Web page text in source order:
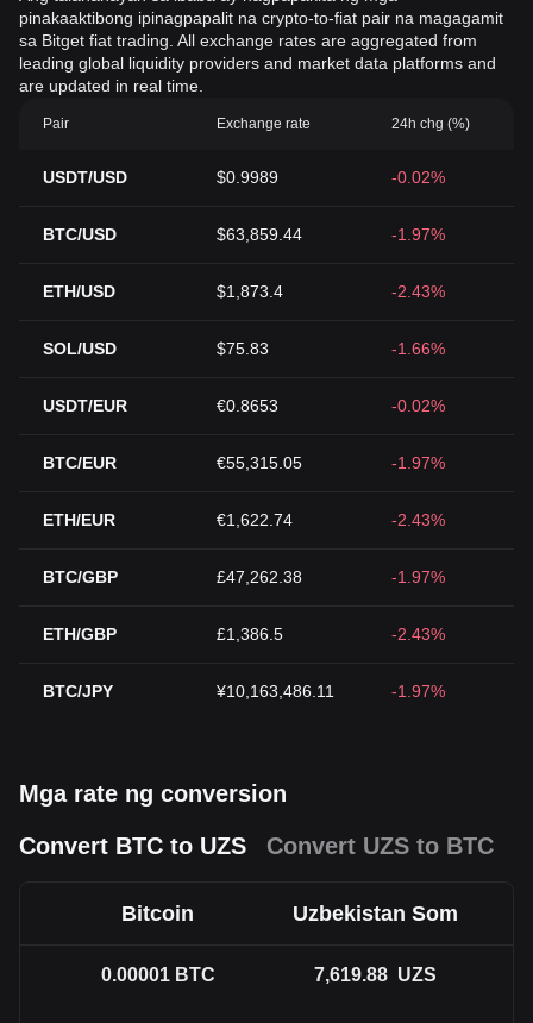
pinakaaktibong ipinagpapalit na crypto-to-fiat pair na magagamit
sa Bitget fiat trading. All exchange rates are aggregated from
leading global liquidity providers and market data platforms and
are updated in real time.
Pair Exchange rate 24h chg (%)
USDT/USD $0.9989 -0.02%
BTC/USD $63,859.44 -1.97%
ETH/USD $1,873.4 -2.43%
SOL/USD $75.83 -1.66%
USDT/EUR €0.8653 -0.02%
BTC/EUR €55,315.05 -1.97%
ETH/EUR €1,622.74 -2.43%
BTC/GBP £47,262.38 -1.97%
ETH/GBP £1,386.5 -2.43%
BTC/JPY ¥10,163,486.11 -1.97%
Mga rate ng conversion
Convert BTC to UZS
Convert UZS to BTC
Bitcoin Uzbekistan Som
0.00001 BTC 7,619.88 UZS